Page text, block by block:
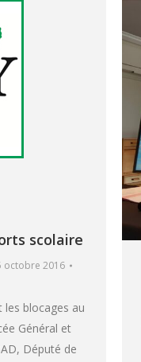
scolaire
octobre 2016
les blocages au
Général et
Député de